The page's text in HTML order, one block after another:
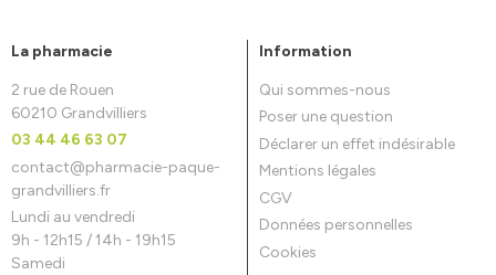
La pharmacie
2 rue de Rouen
60210 Grandvilliers
03 44 46 63 07
contact@pharmacie-paque-
grandvilliers.fr
Lundi au vendredi
9h - 12h15 / 14h - 19h15
Samedi
Information
Qui sommes-nous
Poser une question
Déclarer un effet indésirable
Mentions légales
CGV
Données personnelles
Cookies